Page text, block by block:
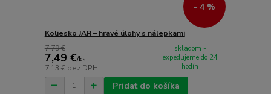
- 4 %
Koliesko JAR – hravé úlohy s nálepkami
7,79 €
7,49 €/ks
7,13 € bez DPH
skladom -
expedujeme do 24
hodín
Pridať do košíka